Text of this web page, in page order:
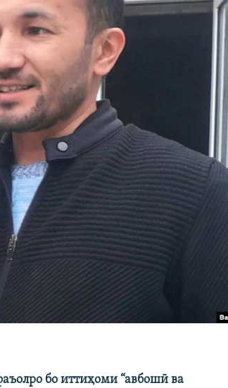
бо иттиҳоми “авбошӣ ва